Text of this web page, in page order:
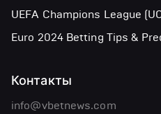
UEFA Champions League
Euro 2024 Betting Tips &
Контакты
info@vbetnews.com